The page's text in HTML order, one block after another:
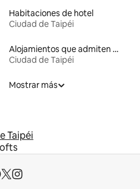
Habitaciones de hotel
Ciudad de Taipéi
Alojamientos que admiten mascotas
Ciudad de Taipéi
Mostrar más
Taipéi